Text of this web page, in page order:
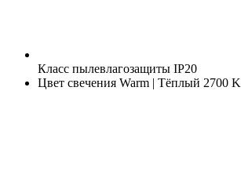
Класс пылевлагозащиты IP20
Цвет свечения Warm | Тёплый 2700 K